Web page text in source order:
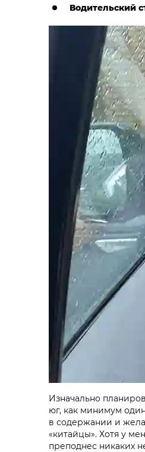
Водительский
Изначально
юг, как минимум
в содержании и
«китайцы». Хотя у
преподнес никаких